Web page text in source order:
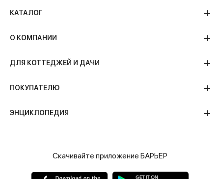
КАТАЛОГ
О КОМПАНИИ
ДЛЯ КОТТЕДЖЕЙ И ДАЧИ
ПОКУПАТЕЛЮ
ЭНЦИКЛОПЕДИЯ
Скачивайте приложение БАРЬЕР